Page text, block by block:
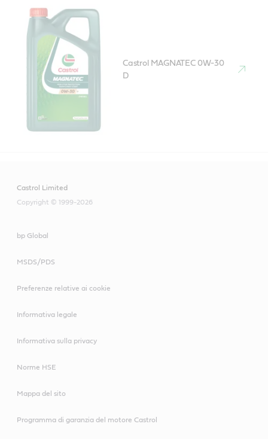
Castrol MAGNATEC 0W-30
D
Castrol Limited
Copyright © 1999-2026
bp Global
MSDS/PDS
Preferenze relative ai cookie
Informativa legale
Informativa sulla privacy
Norme HSE
Mappa del sito
Programma di garanzia del motore Castrol